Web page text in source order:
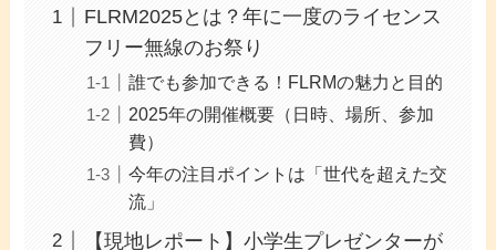
FLRM2025とは？年に一度のライセンス
フリー無線のお祭り
誰でも参加できる！FLRMの魅力と目的
2025年の開催概要（日時、場所、参加
費）
今年の注目ポイントは「世代を超えた交
流」
【現地レポート】小学生プレゼンターが